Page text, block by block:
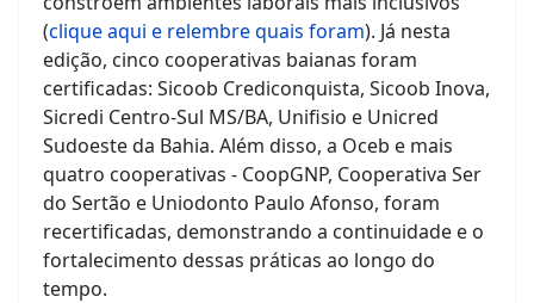
(clique aqui e relembre quais foram). Já nesta
edição, cinco cooperativas baianas foram
certificadas: Sicoob Crediconquista, Sicoob Inova,
Sicredi Centro-Sul MS/BA, Unifisio e Unicred
Sudoeste da Bahia. Além disso, a Oceb e mais
quatro cooperativas - CoopGNP, Cooperativa Ser
do Sertão e Uniodonto Paulo Afonso, foram
recertificadas, demonstrando a continuidade e o
fortalecimento dessas práticas ao longo do
tempo.